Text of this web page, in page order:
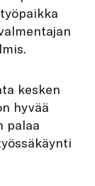
kesken
hyvää
palaa